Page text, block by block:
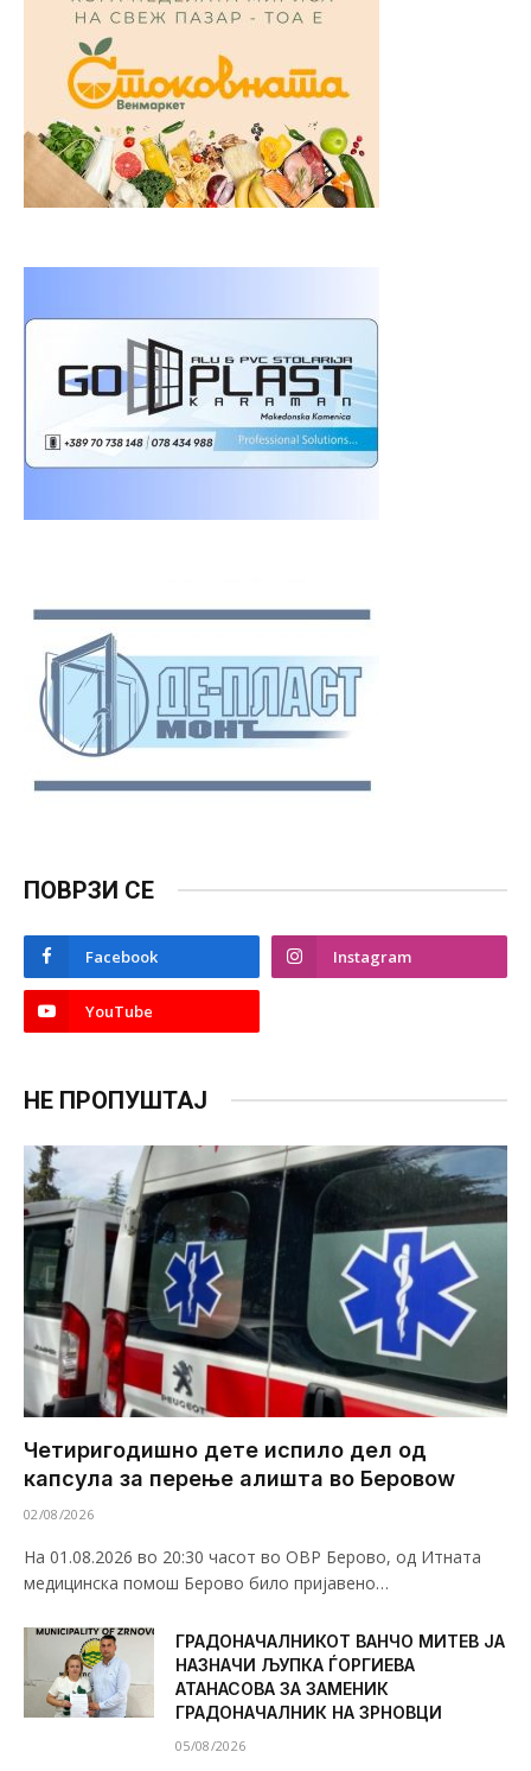
ПОВРЗИ СЕ
Facebook Instagram
YouTube
НЕ ПРОПУШТАЈ
Четиригодишно дете испило дел од
капсула за перење алишта во Беровоw
02/08/2026
На 01.08.2026 во 20:30 часот во ОВР Берово, од Итната
медицинска помош Берово било пријавено…
ГРАДОНАЧАЛНИКОТ ВАНЧО МИТЕВ ЈА
НАЗНАЧИ ЉУПКА ЃОРГИЕВА
АТАНАСОВА ЗА ЗАМЕНИК
ГРАДОНАЧАЛНИК НА ЗРНОВЦИ
05/08/2026